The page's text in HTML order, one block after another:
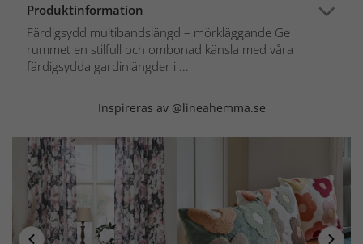
Produktinformation
Färdigsydd multibandslängd – mörkläggande Ge
rummet en stilfull och ombonad känsla med våra
färdigsydda gardinlängder i ...
Inspireras av @lineahemma.se